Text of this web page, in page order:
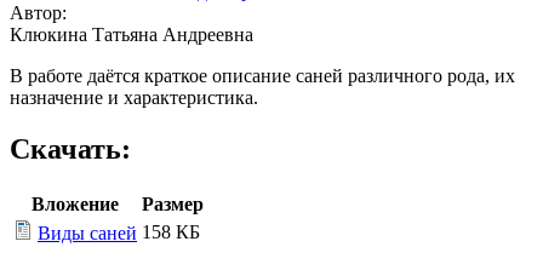
Автор:
Клюкина Татьяна Андреевна
В работе даётся краткое описание саней различного рода, их
назначение и характеристика.
Скачать:
Вложение
Размер
Виды саней 158 КБ